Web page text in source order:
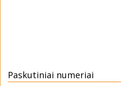
Paskutiniai numeriai